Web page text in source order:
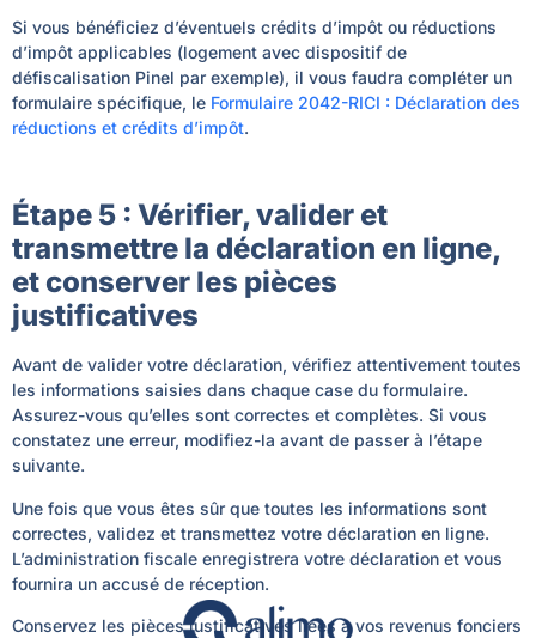
Si vous bénéficiez d’éventuels crédits d’impôt ou réductions
d’impôt applicables (logement avec dispositif de
défiscalisation Pinel par exemple), il vous faudra compléter un
formulaire spécifique, le Formulaire 2042-RICI : Déclaration des
réductions et crédits d’impôt.
Étape 5 : Vérifier, valider et
transmettre la déclaration en ligne,
et conserver les pièces
justificatives
Avant de valider votre déclaration, vérifiez attentivement toutes
les informations saisies dans chaque case du formulaire.
Assurez-vous qu’elles sont correctes et complètes. Si vous
constatez une erreur, modifiez-la avant de passer à l’étape
suivante.
Une fois que vous êtes sûr que toutes les informations sont
correctes, validez et transmettez votre déclaration en ligne.
L’administration fiscale enregistrera votre déclaration et vous
fournira un accusé de réception.
Conservez les pièces justificatives liées à vos revenus fonciers